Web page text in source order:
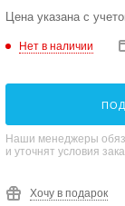
Цена указана с
Нет в наличии
ПОД
Наши менеджеры
и уточнят условия
Хочу в подарок